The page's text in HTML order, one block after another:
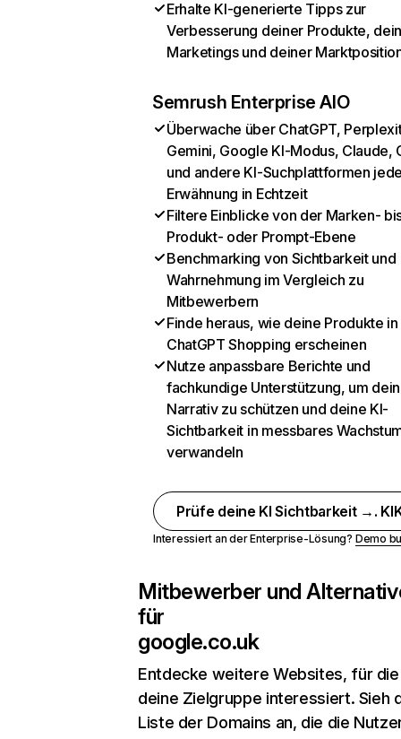
Erhalte KI-generierte Tipps zur
Verbesserung deiner Produkte,
Marketings und deiner
Semrush Enterprise AIO
Überwache über ChatGPT,
Gemini, Google KI-Modus, Claude,
und andere KI-Suchplattformen
Erwähnung in Echtzeit
Filtere Einblicke von der Marken-
Produkt- oder Prompt-Ebene
Benchmarking von Sichtbarkeit und
Wahrnehmung im Vergleich zu
Mitbewerbern
Finde heraus, wie deine Produkte in
ChatGPT Shopping erscheinen
Nutze anpassbare Berichte und
fachkundige Unterstützung, um dein
Narrativ zu schützen und deine KI-
Sichtbarkeit in messbares
verwandeln
Prüfe deine KI Sichtbarkeit →.
Interessiert an der Enterprise-Lösung? Demo
Mitbewerber und
für
google.co.uk
Entdecke weitere Websites, für
deine Zielgruppe interessiert. Sieh
Liste der Domains an, die die